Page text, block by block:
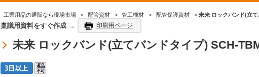
工業用品の通販なら現場市場 > 配管資材 > 管工機材 > 配管保護資材 > 未来 ロックバンド(立
稟議用資料をすぐ作成 → 印刷用ページ
未来 ロックバンド(立てバンドタイプ) SCH-